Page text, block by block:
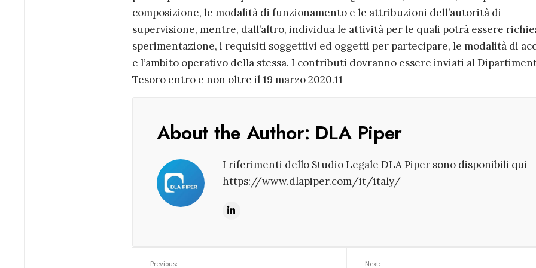
composizione, le modalità di funzionamento e le attribuzioni dell’autorità di
supervisione, mentre, dall’altro, individua le attività per le quali potrà essere
sperimentazione, i requisiti soggettivi ed oggetti per partecipare, le modalità di
e l’ambito operativo della stessa. I contributi dovranno essere inviati al
Tesoro entro e non oltre il 19 marzo 2020.11
About the Author: DLA Piper
I riferimenti dello Studio Legale DLA Piper sono disponibili qui
https://www.dlapiper.com/it/italy/
Previous: Next: